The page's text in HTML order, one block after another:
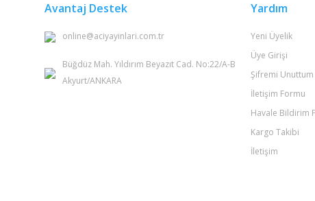
Bu ürüne benzer farklı alternatifler olmalı.
Avantaj Destek
online@aciyayinlari.com.tr
Büğdüz Mah. Yıldırım Beyazıt Cad. No:22/A-B
Akyurt/ANKARA
Yardım
Yeni Üyelik
Üye Girişi
Şifremi Unuttum
İletişim Formu
Havale Bildirim
Kargo Takibi
İletişim